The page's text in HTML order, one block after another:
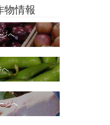
物情報
へ
へ
ジへ